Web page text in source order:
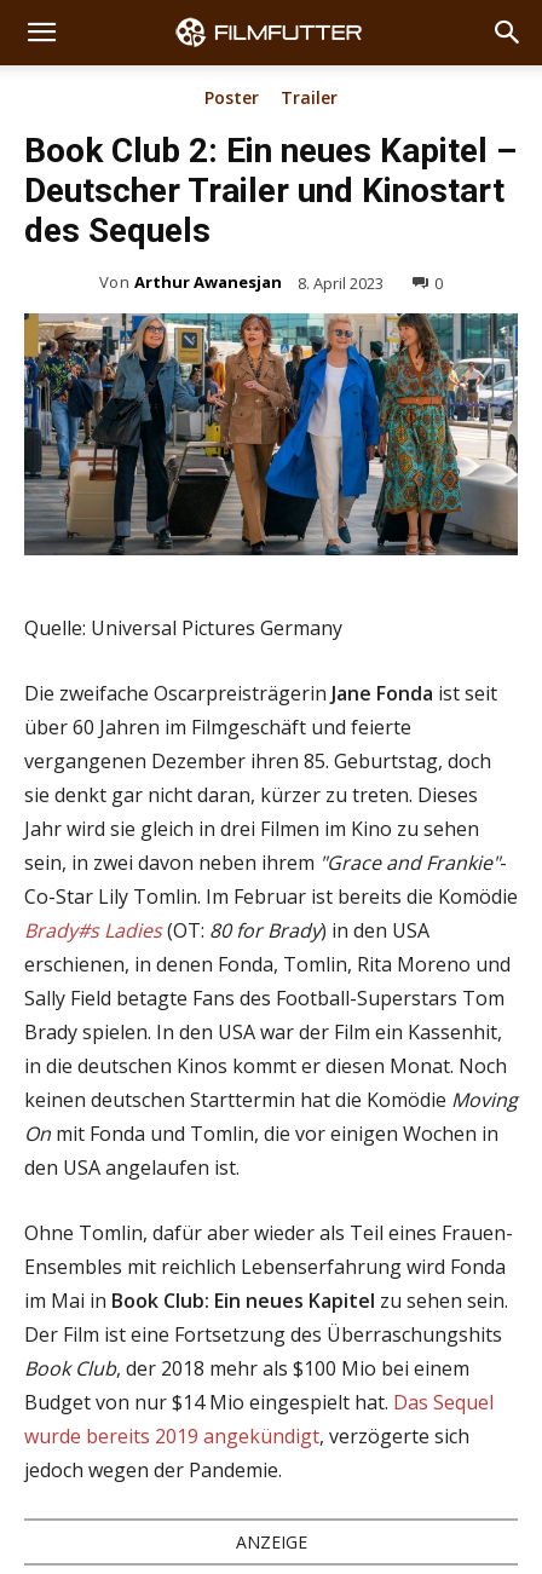
Poster Trailer
Book Club 2: Ein neues Kapitel –
Deutscher Trailer und Kinostart
des Sequels
Von Arthur Awanesjan 8. April 2023 0
Quelle: Universal Pictures Germany
Die zweifache Oscarpreisträgerin Jane Fonda ist seit
über 60 Jahren im Filmgeschäft und feierte
vergangenen Dezember ihren 85. Geburtstag, doch
sie denkt gar nicht daran, kürzer zu treten. Dieses
Jahr wird sie gleich in drei Filmen im Kino zu sehen
sein, in zwei davon neben ihrem "Grace and Frankie"-
Co-Star Lily Tomlin. Im Februar ist bereits die Komödie
Brady#s Ladies(OT: 80 for Brady) in den USA
erschienen, in denen Fonda, Tomlin, Rita Moreno und
Sally Field betagte Fans des Football-Superstars Tom
Brady spielen. In den USA war der Film ein Kassenhit,
in die deutschen Kinos kommt er diesen Monat. Noch
keinen deutschen Starttermin hat die Komödie Moving
On mit Fonda und Tomlin, die vor einigen Wochen in
den USA angelaufen ist.
Ohne Tomlin, dafür aber wieder als Teil eines Frauen-
Ensembles mit reichlich Lebenserfahrung wird Fonda
im Mai in Book Club: Ein neues Kapitel zu sehen sein.
Der Film ist eine Fortsetzung des Überraschungshits
Book Club, der 2018 mehr als $100 Mio bei einem
Budget von nur $14 Mio eingespielt hat. Das Sequel
wurde bereits 2019 angekündigt, verzögerte sich
jedoch wegen der Pandemie.
ANZEIGE